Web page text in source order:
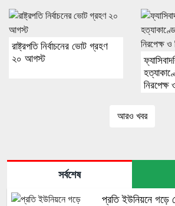
রাষ্ট্রপতি নির্বাচনের ভোট গ্রহণ
২০ আগস্ট
নিরপেক্ষ
আরও খবর
সর্বশেষ
প্রতি ইউনিয়নে গড়ে